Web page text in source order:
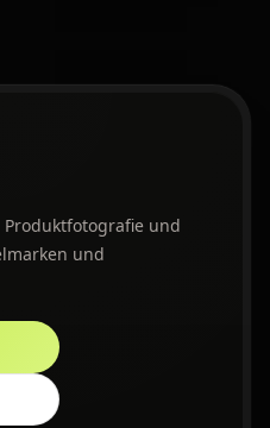
und
und